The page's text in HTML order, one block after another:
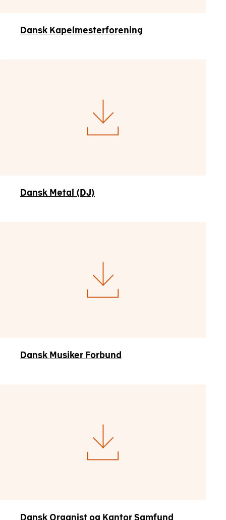
Dansk Kapelmesterforening
Dansk Metal (DJ)
Dansk Musiker Forbund
Dansk Organist og Kantor Samfund